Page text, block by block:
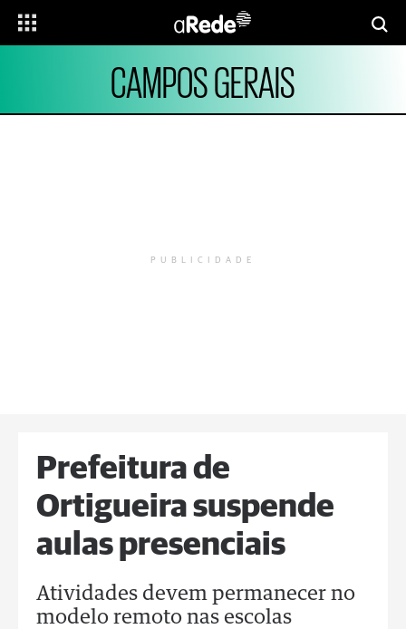
CAMPOS GERAIS
PUBLICIDADE
Prefeitura de
Ortigueira suspende
aulas presenciais
Atividades devem permanecer no
modelo remoto nas escolas